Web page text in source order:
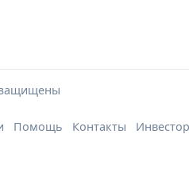
защищены
Помощь Контакты